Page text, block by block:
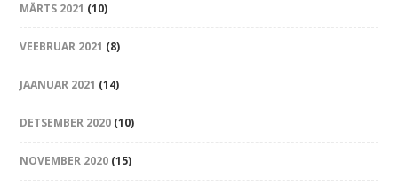
MÄRTS 2021 (10)
VEEBRUAR 2021 (8)
JAANUAR 2021 (14)
DETSEMBER 2020 (10)
NOVEMBER 2020 (15)